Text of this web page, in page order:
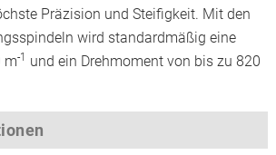
Präzision und Steifigkeit. Mit den
wird standardmäßig eine
m-1 und ein Drehmoment von bis zu 820